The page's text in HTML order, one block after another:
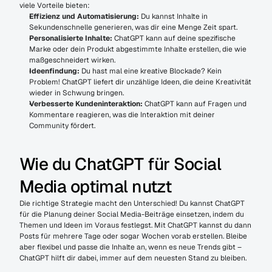
viele Vorteile bieten:
Effizienz und Automatisierung: Du kannst Inhalte in
Sekundenschnelle generieren, was dir eine Menge Zeit spart.
Personalisierte Inhalte: ChatGPT kann auf deine spezifische
Marke oder dein Produkt abgestimmte Inhalte erstellen, die wie
maßgeschneidert wirken.
Ideenfindung: Du hast mal eine kreative Blockade? Kein
Problem! ChatGPT liefert dir unzählige Ideen, die deine Kreativität
wieder in Schwung bringen.
Verbesserte Kundeninteraktion: ChatGPT kann auf Fragen und
Kommentare reagieren, was die Interaktion mit deiner
Community fördert.
Wie du ChatGPT für Social
Media optimal nutzt
Die richtige Strategie macht den Unterschied! Du kannst ChatGPT
für die Planung deiner Social Media-Beiträge einsetzen, indem du
Themen und Ideen im Voraus festlegst. Mit ChatGPT kannst du dann
Posts für mehrere Tage oder sogar Wochen vorab erstellen. Bleibe
aber flexibel und passe die Inhalte an, wenn es neue Trends gibt –
ChatGPT hilft dir dabei, immer auf dem neuesten Stand zu bleiben.